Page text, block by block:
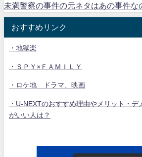
未満警察の事件の元ネタはあの事件な
おすすめリンク
・地獄楽
・ＳＰＹ×ＦＡＭＩＬＹ
・ロケ地 ドラマ、映画
・U-NEXTのおすすめ理由やメリット・
がいい人は？